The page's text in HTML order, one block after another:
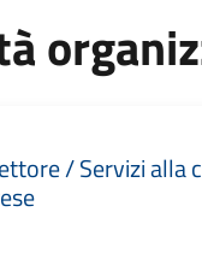
/ Servizi alla